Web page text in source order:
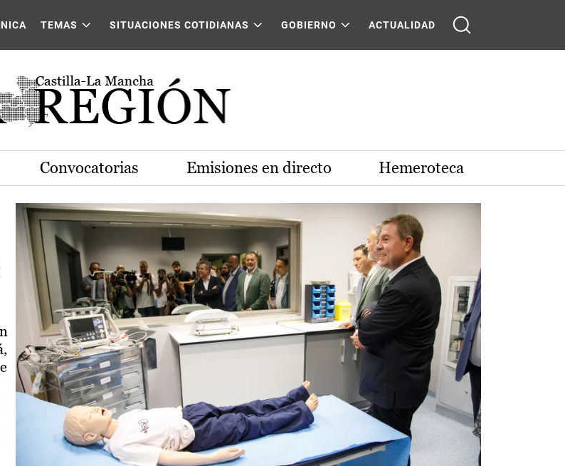
Mancha
TEMAS SITUACIONES COTIDIANAS GOBIERNO ACTUALIDAD
Convocatorias Emisiones en directo Hemeroteca